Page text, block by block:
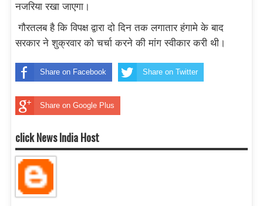
नजरिया रखा जाएगा।
गौरतलब है कि विपक्ष द्वारा दो दिन तक लगातार हंगामे के बाद
सरकार ने शुक्रवार को चर्चा करने की मांग स्वीकार करी थी।
Share on Facebook Share on Twitter
Share on Google Plus
click News India Host